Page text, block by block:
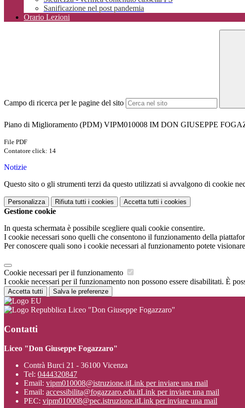
Sanificazione nel post pandemia
Orario Lezioni
Campo di ricerca per le pagine del sito
Piano di Miglioramento (PDM) VIPM010008 IM DON GIUSEPPE
File PDF
Contatore click: 14
Notizie
Questo sito o gli strumenti terzi da questo utilizzati si avvalgono di cookie
Personalizza Rifiuta tutti i cookies Accetta tutti i cookies
Gestione cookie
In questa schermata è possibile scegliere quali cookie consentire.
I cookie necessari sono quelli che consentono il funzionamento della
Per conoscere quali sono i cookie necessari al funzionamento potete
Cookie necessari per il funzionamento
I cookie necessari per il funzionamento non possono essere disabilitati. È
Accetta tutti Salva le preferenze
Liceo "Don Giuseppe Fogazzaro"
Contatti
Liceo "Don Giuseppe Fogazzaro"
Contrà Burci 21 - 36100 Vicenza
Tel: 0444320847
Email: vipm010008@istruzione.itLink per inviare una mail
Email: accessibilita@fogazzaro.edu.itLink per inviare una mail
PEC: vipm010008@pec.istruzione.itLink per inviare una mail